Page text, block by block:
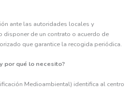
ante las autoridades locales y
disponer de un contrato o acuerdo de
que garantice la recogida periódica.
por qué lo necesito?
Medioambiental) identifica al centro